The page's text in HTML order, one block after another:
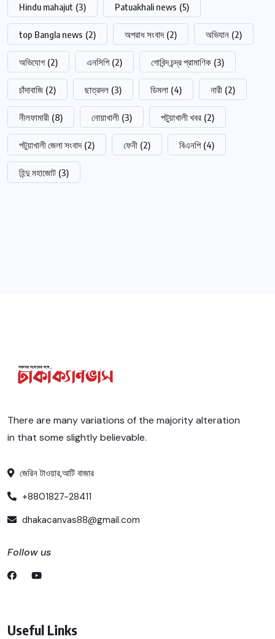
Hindu mahajut (3) Patuakhali news (5)
top Bangla news (2) অপরাধ সংবাদ (2) অভিযান (2)
অভিযোগ (2) এনসিপি (2) গোবিন্দ চন্দ্র প্রামাণিক (3)
চাঁদাবাজি (2) ছাত্রদল (3) ডিমলা (4) নারী (2)
নীলফামারী (8) নোয়াখালী (3) পটুয়াখালী খবর (2)
পটুয়াখালী জেলা সংবাদ (2) ফেনী (2) বিএনপি (4)
হিন্দু মহাজোট (3)
There are many variations of the majority alteration
in that some slightly believable.
জেরিন টাওয়ার,আটি বাজার
+8801827-28411
dhakacanvas88@gmail.com
Follow us
Useful Links